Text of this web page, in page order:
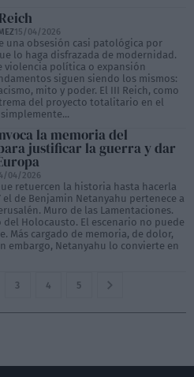
15/04/2026
una obsesión casi patológica por
lo haga disfrazada de modernidad.
violencia política o expansión
siguen siendo los mismos:
mito y poder. El III Reich, como
del proyecto totalitario en el
la memoria del
justificar la guerra y dar
04/2026
retuercen la historia hasta hacerla
de Benjamin Netanyahu pertenece a
Muro de las Lamentaciones.
del Holocausto. El escenario no puede
Más cargado de memoria, de dolor,
embargo, Netanyahu lo convierte en
3 4 5